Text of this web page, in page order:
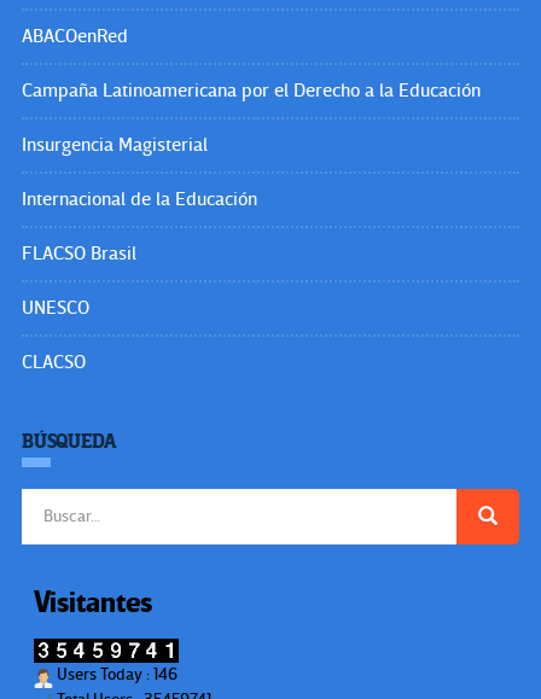
ABACOenRed
Campaña Latinoamericana por el Derecho a la Educación
Insurgencia Magisterial
Internacional de la Educación
FLACSO Brasil
UNESCO
CLACSO
BÚSQUEDA
Visitantes
Users Today : 146